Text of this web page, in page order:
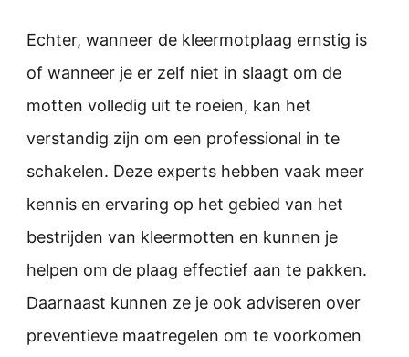
Echter, wanneer de kleermotplaag ernstig is
of wanneer je er zelf niet in slaagt om de
motten volledig uit te roeien, kan het
verstandig zijn om een professional in te
schakelen. Deze experts hebben vaak meer
kennis en ervaring op het gebied van het
bestrijden van kleermotten en kunnen je
helpen om de plaag effectief aan te pakken.
Daarnaast kunnen ze je ook adviseren over
preventieve maatregelen om te voorkomen